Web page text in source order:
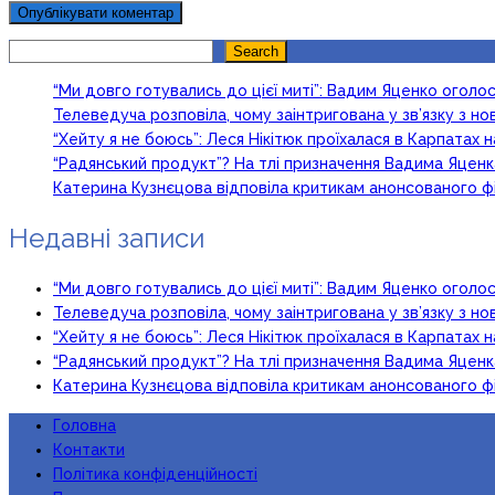
Search
“Ми довго готувались до цієї миті”: Вадим Яценко
Телеведуча розповіла, чому заінтригована у зв’язку з
“Хейту я не боюсь”: Леся Нікітюк проїхалася в Карпатах
“Радянський продукт”? На тлі призначення Вадима
Катерина Кузнєцова відповіла критикам анонсованого
Недавні записи
“Ми довго готувались до цієї миті”: Вадим Яценко
Телеведуча розповіла, чому заінтригована у зв’язку з
“Хейту я не боюсь”: Леся Нікітюк проїхалася в Карпатах
“Радянський продукт”? На тлі призначення Вадима
Катерина Кузнєцова відповіла критикам анонсованого
Головна
Контакти
Політика конфіденційності